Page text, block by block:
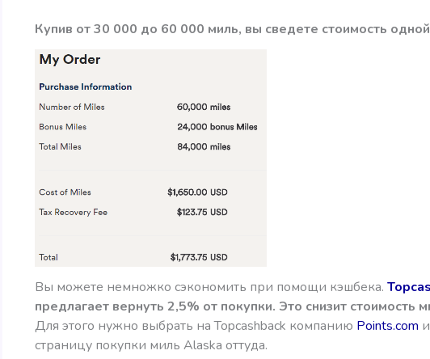
Купив от 30 000 до 60 000 миль, вы сведете стоимость
Вы можете немножко сэкономить при помощи кэшбека.
предлагает вернуть 2,5% от покупки. Это снизит стоимость
Для этого нужно выбрать на Topcashback компанию Points.com
страницу покупки миль Alaska оттуда.